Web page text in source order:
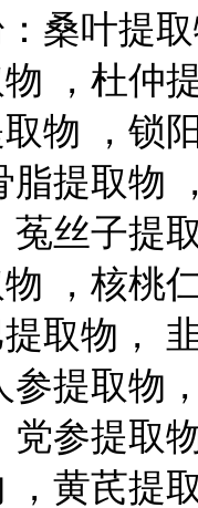
桑叶提
，杜仲
物 ，锁
脂提取物
菟丝子提
，核桃
提取物，
参提取物
党参提取
，黄芪提